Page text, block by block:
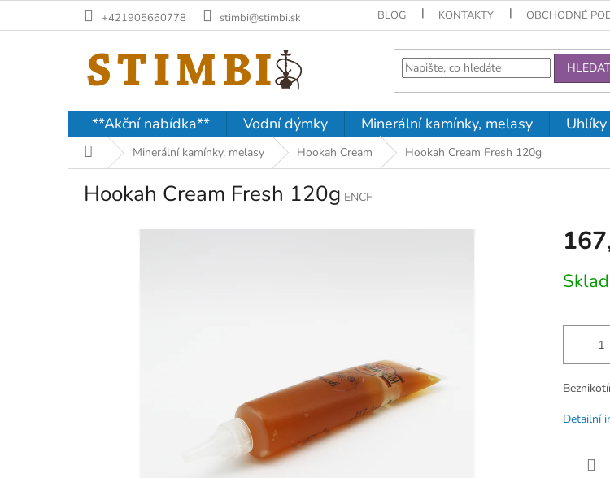
+421905660778 stimbi@stimbi.sk BLOG KONTAKTY OBCHODNÉ
**Akční nabídka** Vodní dýmky Minerální kamínky, melasy Uhlíky
Domů Minerální kamínky, melasy Hookah Cream Hookah Cream Fresh 120g
Hookah Cream Fresh 120g ENCF
cena:
Detailní